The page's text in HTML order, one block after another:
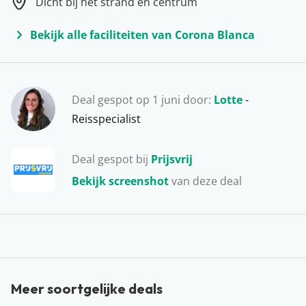
Deal gespot op 1 juni door: Lotte-
Reisspecialist
Deal gespot bij Prijsvrij
Bekijk screenshotvan deze deal
een hapje buiten de deur eten? Vergeet dan niet om de
beroemde aardappeltjes met Mojo saus te bestellen.
Bekijk alle faciliteiten van Corona Blanca
Meer soortgelijke deals